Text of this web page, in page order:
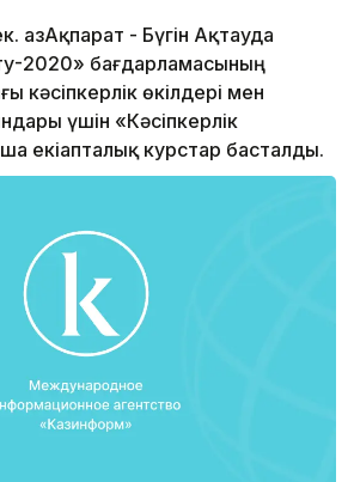
ҚазАқпарат - Бүгін Ақтауда
2020» бағдарламасының
кәсіпкерлік өкілдері мен
үшін «Кәсіпкерлік
екіапталық курстар басталды.